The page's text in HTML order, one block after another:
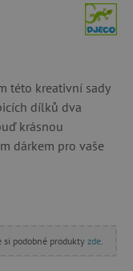
této kreativní sady
dílků dva
krásnou
dárkem pro vaše
podobné produkty zde.